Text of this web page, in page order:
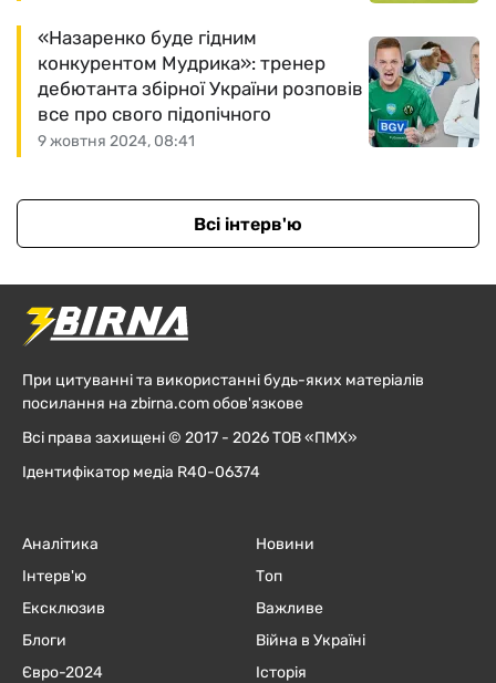
9 жовтня 2024, 08:41
«Назаренко буде гідним
конкурентом Мудрика»: тренер
дебютанта збірної України розповів
все про свого підопічного
Всі інтерв'ю
При цитуванні та використанні будь-яких матеріалів
посилання на zbirna.com обов'язкове
Всі права захищені © 2017 - 2026 ТОВ «ПМХ»
Ідентифікатор медіа R40-06374
Аналітика
Інтерв'ю
Ексклюзив
Блоги
Євро-2024
Новини
Топ
Важливе
Війна в Україні
Історія